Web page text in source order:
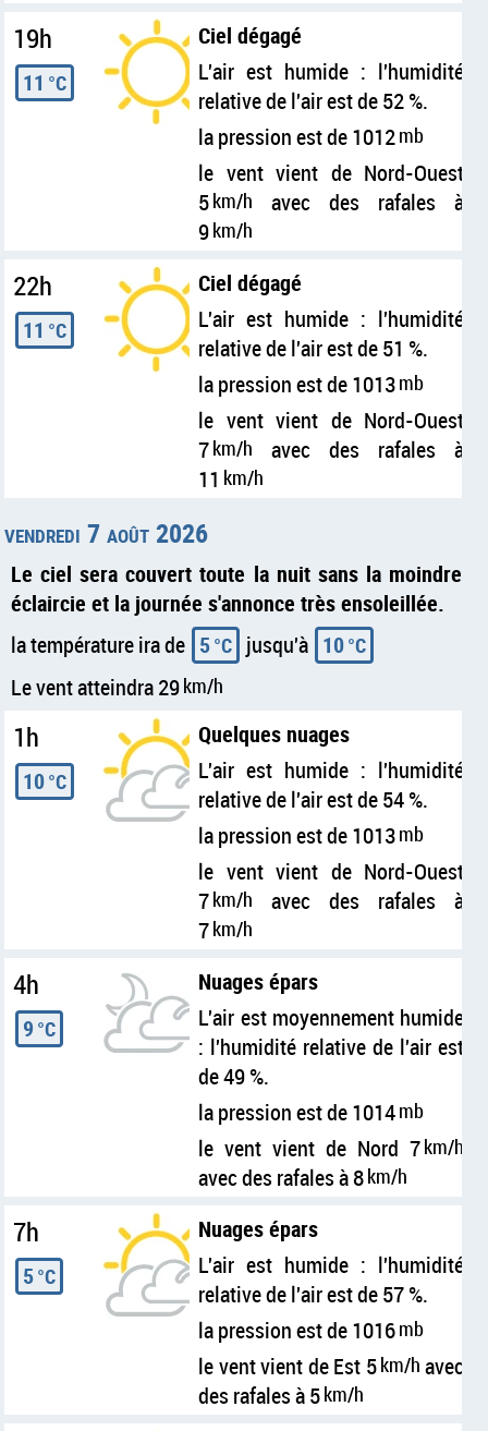
19h
11 °C
Ciel dégagé
L'air est humide : l'humidité
relative de l'air est de 52 %.
la pression est de 1012mb
le vent vient de Nord-Ouest
5km/h
avec des rafales à
9km/h
22h
11 °C
Ciel dégagé
L'air est humide : l'humidité
relative de l'air est de 51 %.
la pression est de 1013mb
le vent vient de Nord-Ouest
7km/h
avec des rafales à
11 km/h
vendredi 7 août 2026
Le ciel sera couvert toute la nuit sans la moindre
éclaircie et la journée s'annonce très ensoleillée.
la température ira de 5°C jusqu'à 10°C
Le vent atteindra 29km/h
1h
10°C
Quelques nuages
L'air est humide : l'humidité
relative de l'air est de 54 %.
la pression est de 1013mb
le vent vient de Nord-Ouest
7km/h
avec des rafales à
7km/h
4h
9 °C
Nuages épars
L'air est moyennement humide
: l'humidité relative de l'air est
de 49 %.
la pression est de 1014mb
le vent vient de Nord 7km/h
avec des rafales à 8km/h
7h
5°C
Nuages épars
L'air est humide : l'humidité
relative de l'air est de 57 %.
la pression est de 1016mb
le vent vient de Est 5km/h avec
des rafales à 5km/h